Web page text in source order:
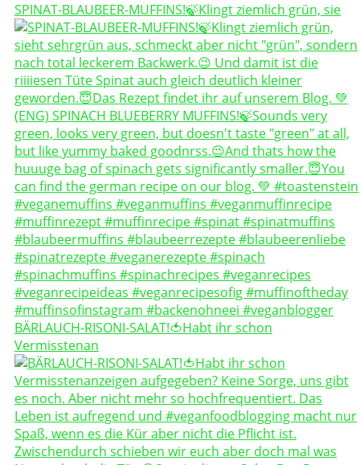
SPINAT-BLAUBEER-MUFFINS!🍃Klingt ziemlich grün, sie
BÄRLAUCH-RISONI-SALAT!🍅Habt ihr schon
Vermisstenan